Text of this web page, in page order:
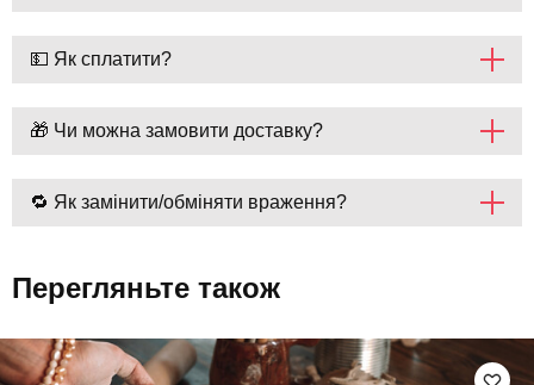
💵 Як сплатити?
🎁 Чи можна замовити доставку?
🔁 Як замінити/обміняти враження?
Перегляньте також